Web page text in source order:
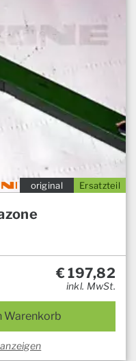
Ersatzteil
original
€197,82
inkl. MwSt.
Warenkorb